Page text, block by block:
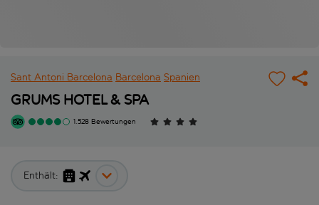
Sant Antoni Barcelona Barcelona Spanien
GRUMS HOTEL & SPA
1.528 Bewertungen
Enthält: